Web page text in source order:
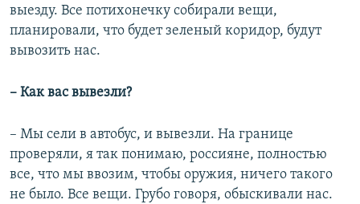
выезду. Все потихонечку собирали вещи,
планировали, что будет зеленый коридор, будут
вывозить нас.
– Как вас вывезли?
– Мы сели в автобус, и вывезли. На границе
проверяли, я так понимаю, россияне, полностью
все, что мы ввозим, чтобы оружия, ничего такого
не было. Все вещи. Грубо говоря, обыскивали нас.